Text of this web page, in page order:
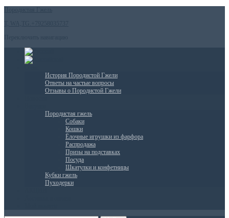
История Породистой Гжели
Ответы на частые вопросы
Отзывы о Породистой Гжели
Породистая гжель
Собаки
Кошки
Ёлочные игрушки из фарфора
Распродажа
Призы на подставках
Посуда
Шкатулки и конфетницы
Кубки гжель
Пуходерки